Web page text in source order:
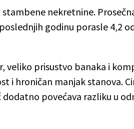
nekretnine.
godinu porasle 4,2
veliko prisustvo banaka i
hroničan manjak stanova.
povećava razliku u